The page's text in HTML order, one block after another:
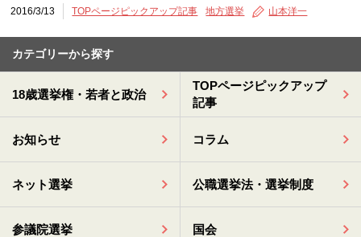
2016/3/13 TOPページピックアップ記事 地方選挙 山本洋一
カテゴリーから探す
18歳選挙権・若者と政治
TOPページピックアップ
記事
お知らせ コラム
ネット選挙 公職選挙法・選挙制度
参議院選挙 国会